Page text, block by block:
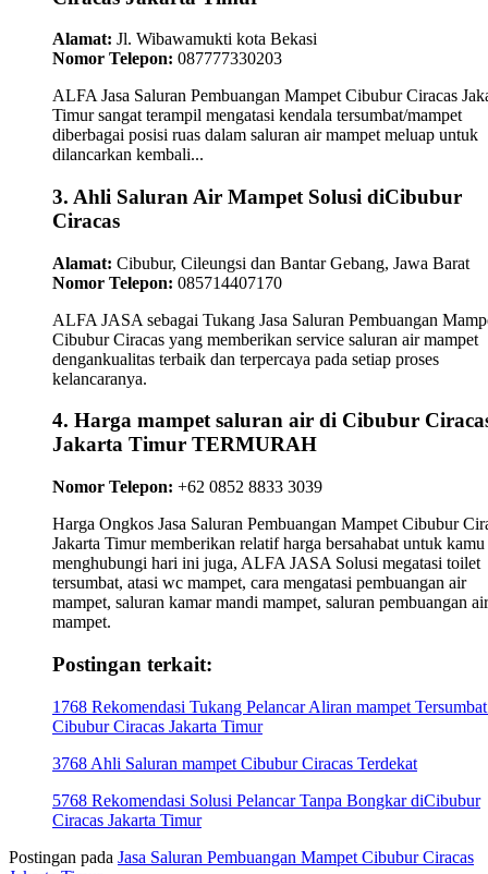
Alamat: Jl. Wibawamukti kota Bekasi
Nomor Telepon: 087777330203
ALFA Jasa Saluran Pembuangan Mampet Cibubur Ciracas
Timur sangat terampil mengatasi kendala tersumbat/mampet
diberbagai posisi ruas dalam saluran air mampet meluap untuk
dilancarkan kembali...
3. Ahli Saluran Air Mampet Solusi diCibubur
Ciracas
Alamat: Cibubur, Cileungsi dan Bantar Gebang, Jawa Barat
Nomor Telepon: 085714407170
ALFA JASA sebagai Tukang Jasa Saluran Pembuangan
Cibubur Ciracas yang memberikan service saluran air mampet
dengankualitas terbaik dan terpercaya pada setiap proses
kelancaranya.
4. Harga mampet saluran air di Cibubur
Jakarta Timur TERMURAH
Nomor Telepon: +62 0852 8833 3039
Harga Ongkos Jasa Saluran Pembuangan Mampet Cibubur
Jakarta Timur memberikan relatif harga bersahabat untuk
menghubungi hari ini juga, ALFA JASA Solusi megatasi toilet
tersumbat, atasi wc mampet, cara mengatasi pembuangan air
mampet, saluran kamar mandi mampet, saluran pembuangan air
mampet.
Postingan terkait:
1768 Rekomendasi Tukang Pelancar Aliran mampet
Cibubur Ciracas Jakarta Timur
3768 Ahli Saluran mampet Cibubur Ciracas Terdekat
5768 Rekomendasi Solusi Pelancar Tanpa Bongkar diCibubur
Ciracas Jakarta Timur
Postingan pada Jasa Saluran Pembuangan Mampet Cibubur Ciracas